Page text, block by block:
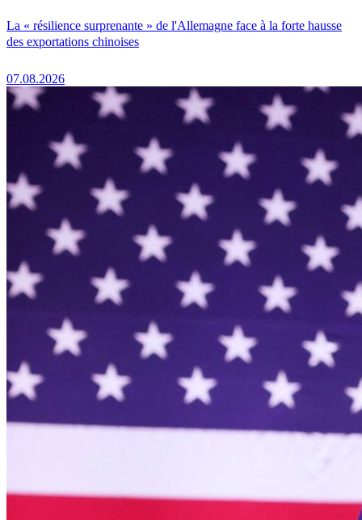
La « résilience surprenante » de l'Allemagne face à la forte hausse
des exportations chinoises
07.08.2026